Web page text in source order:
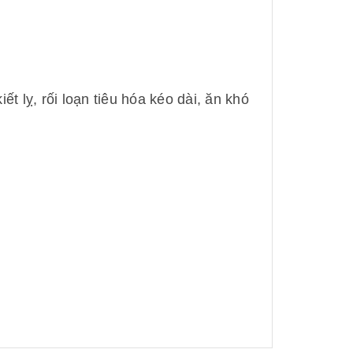
lỵ, rối loạn tiêu hóa kéo dài, ăn khó